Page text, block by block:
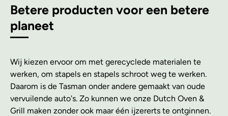
Betere producten voor een betere
planeet
Wij kiezen ervoor om met gerecyclede materialen te
werken, om stapels en stapels schroot weg te werken.
Daarom is de Tasman onder andere gemaakt van oude
vervuilende auto's. Zo kunnen we onze Dutch Oven &
Grill maken zonder ook maar één ijzererts te ontginnen.